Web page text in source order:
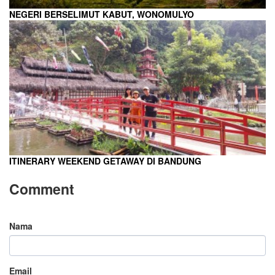
NEGERI BERSELIMUT KABUT, WONOMULYO
ITINERARY WEEKEND GETAWAY DI BANDUNG
Comment
Nama
Email